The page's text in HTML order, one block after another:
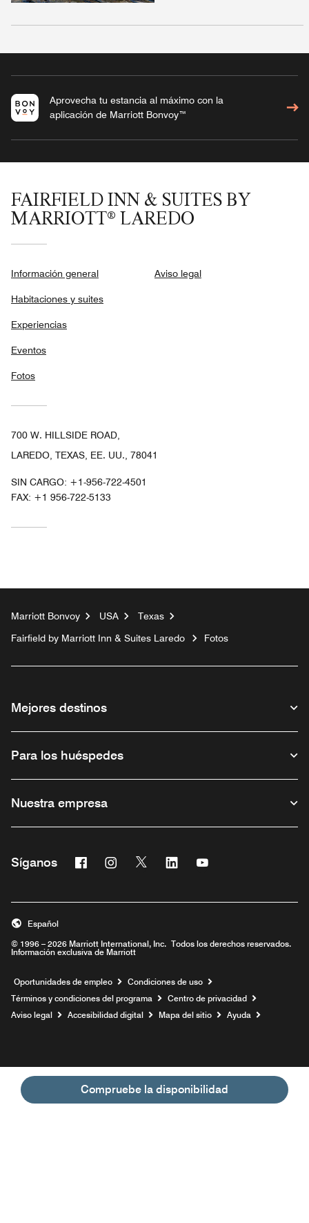
Compruebe la disponibilidad
Aprovecha tu estancia al máximo con la
aplicación de Marriott Bonvoy™
FAIRFIELD INN & SUITES BY
MARRIOTT® LAREDO
Información general
Habitaciones y suites
Experiencias
Eventos
Fotos
Aviso legal
700 W. HILLSIDE ROAD,
LAREDO, TEXAS, EE. UU., 78041
SIN CARGO: +1-956-722-4501
FAX: +1 956-722-5133
Marriott Bonvoy USA
Texas
Fairfield by Marriott Inn & Suites Laredo
Fotos
Mejores destinos
Para los huéspedes
Nuestra empresa
Síganos Facebook
Abre una ventana nueva
Instagram
Abre una ventana nueva
Twitter
Abre una ventana nueva
Linkedin
Abre una ventana nueva
Abre una ventana
© 1996 – 2026 Marriott International, Inc. Todos los derechos reservados.
Información exclusiva de Marriott
Español
Oportunidades de empleo Abre una ventana nueva
Condiciones de uso
Términos y condiciones del programa
Centro de privacidad
Aviso legal
Accesibilidad digital Mapa del sitio Ayuda